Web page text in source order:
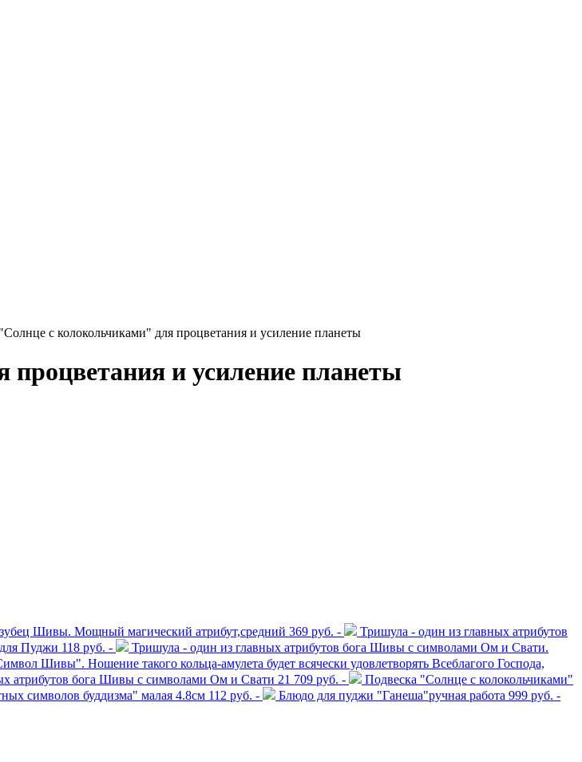
с колокольчиками" для процветания и усиление планеты
и усиление планеты
Шивы. Мощный магический атрибут,средний 369 руб. -
Тришула - один из главных атрибутов
Пуджи 118 руб. -
Тришула - один из главных атрибутов бога Шивы с символами Ом и Свати.
Шивы". Ношение такого кольца-амулета будет всячески удовлетворять Всеблагого Господа,
атрибутов бога Шивы с символами Ом и Свати 21 709 руб. -
Подвеска "Солнце с колокольчиками"
символов буддизма" малая 4.8см 112 руб. - Блюдо для пуджи "Ганеша"ручная работа 999 руб. -